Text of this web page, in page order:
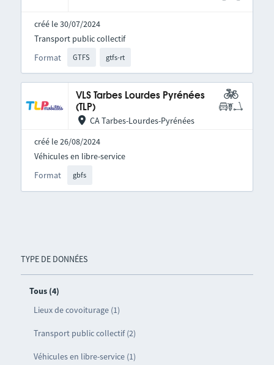
TYPE DE DONNÉES
Tous (4)
Lieux de covoiturage (1)
Transport public collectif (2)
Véhicules en libre-service (1)
créé le 30/07/2024
Format GTFS gtfs-rt
Transport public collectif
VLS Tarbes Lourdes Pyrénées
(TLP)
CA Tarbes-Lourdes-Pyrénées
créé le 26/08/2024
Format gbfs
Véhicules en libre-service